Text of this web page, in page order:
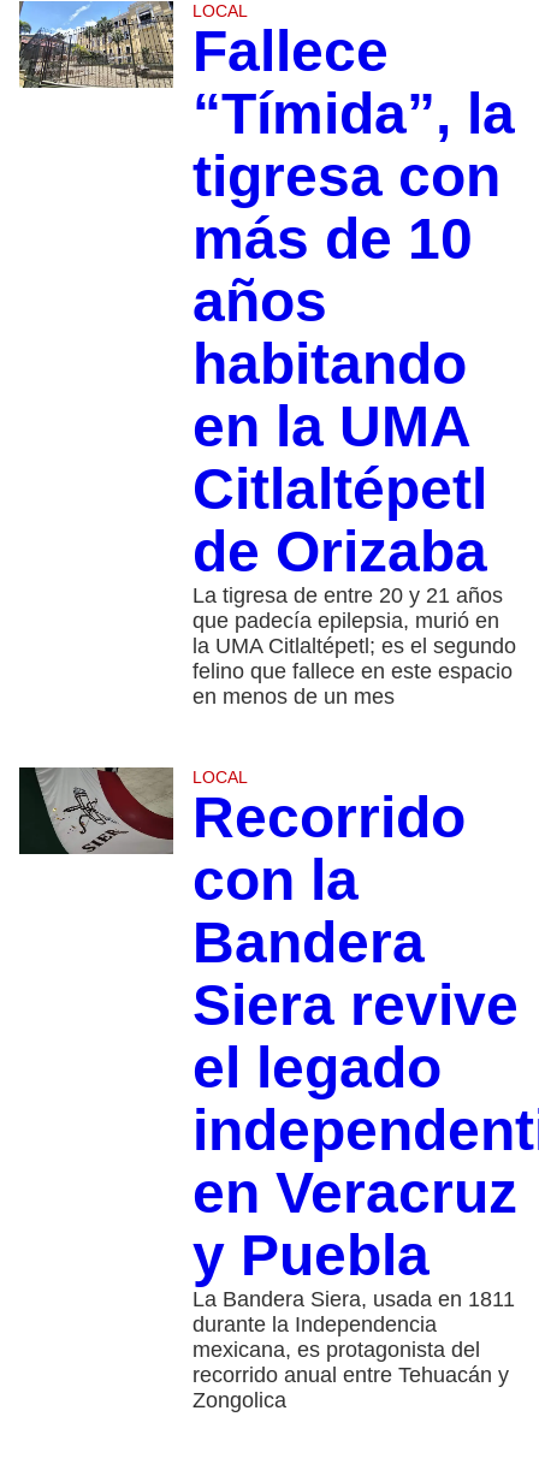
LOCAL
Fallece
“Tímida”, la
tigresa con
más de 10
años
habitando
en la UMA
Citlaltépetl
de Orizaba
La tigresa de entre 20 y 21 años
que padecía epilepsia, murió en
la UMA Citlaltépetl; es el segundo
felino que fallece en este espacio
en menos de un mes
LOCAL
Recorrido
con la
Bandera
Siera revive
el legado
en Veracruz
y Puebla
La Bandera Siera, usada en 1811
durante la Independencia
mexicana, es protagonista del
recorrido anual entre Tehuacán y
Zongolica